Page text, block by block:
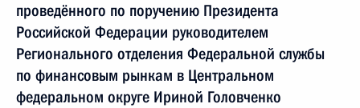
проведённого по поручению Президента
Российской Федерации руководителем
Регионального отделения Федеральной службы
по финансовым рынкам в Центральном
федеральном округе Ириной Головченко